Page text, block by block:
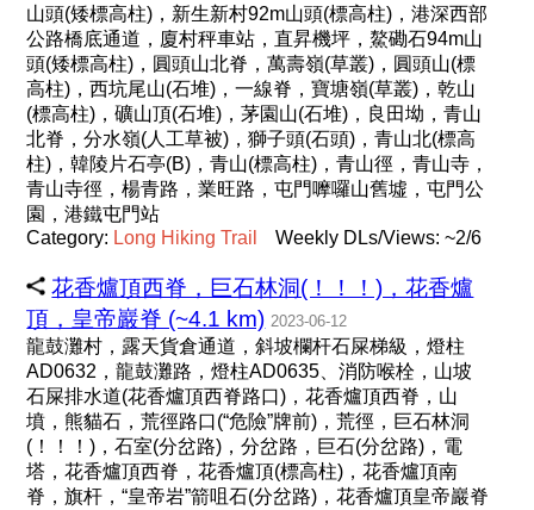
山頭(矮標高柱)，新生新村92m山頭(標高柱)，港深西部
公路橋底通道，廈村秤車站，直昇機坪，鰲磡石94m山
頭(矮標高柱)，圓頭山北脊，萬壽嶺(草叢)，圓頭山(標
高柱)，西坑尾山(石堆)，一線脊，寶塘嶺(草叢)，乾山
(標高柱)，礦山頂(石堆)，茅園山(石堆)，良田坳，青山
北脊，分水嶺(人工草被)，獅子頭(石頭)，青山北(標高
柱)，韓陵片石亭(B)，青山(標高柱)，青山徑，青山寺，
青山寺徑，楊青路，業旺路，屯門嚤囉山舊墟，屯門公
園，港鐵屯門站
Category: Long Hiking Trail Weekly DLs/Views: ~2/6
花香爐頂西脊，巨石林洞(！！！)，花香爐
頂，皇帝巖脊 (~4.1 km) 2023-06-12
龍鼓灘村，露天貨倉通道，斜坡欄杆石屎梯級，燈柱
AD0632，龍鼓灘路，燈柱AD0635、消防喉栓，山坡
石屎排水道(花香爐頂西脊路口)，花香爐頂西脊，山
墳，熊貓石，荒徑路口(“危險”牌前)，荒徑，巨石林洞
(！！！)，石室(分岔路)，分岔路，巨石(分岔路)，電
塔，花香爐頂西脊，花香爐頂(標高柱)，花香爐頂南
脊，旗杆，“皇帝岩”箭咀石(分岔路)，花香爐頂皇帝巖脊